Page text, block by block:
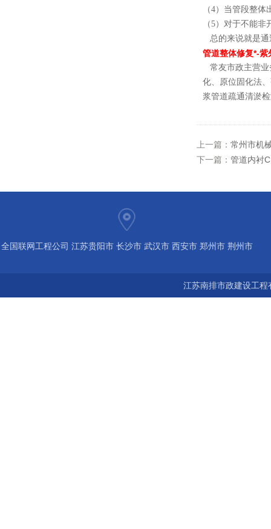
（4）当管段整
（5）对于不能
总的来说就是通
管道整体修复*-紫
常友市政主营业
化、原位固化法
浆管道疏通清淤
上一篇： 常州市机
下一篇： 管道内衬
全国联网工程公司 江苏贵阳市 长沙市 武汉市 西安市 郑州市 荆州市
江苏南排市政建设工